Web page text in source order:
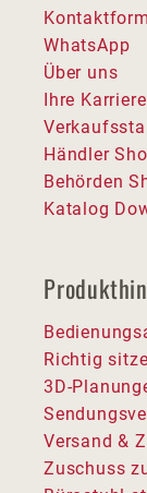
WhatsApp
Über uns
Ihre
Händler
Behörden
Katalog
Richtig
3D-
Versand &
Zuschuss